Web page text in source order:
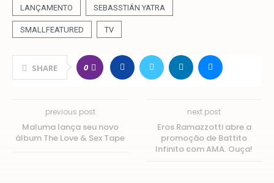
LANÇAMENTO SEBASSTIÁN YATRA
SMALLFEATURED TV
SHARE 0
previous post
Maluma lança seu novo
álbum The Love & Sex Tape
next post
Eros Ramazzotti abre a
promoção de Battito
Infinito com AMA. Ouça!